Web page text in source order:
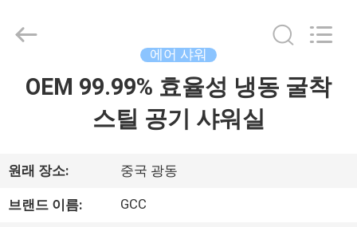
품
Guangzhou
에어 샤워
OEM 99.99% 효율성 냉동 굴착
스틸 공기 샤워실
원래 장소: 중국 광동
브랜드 이름: GCC